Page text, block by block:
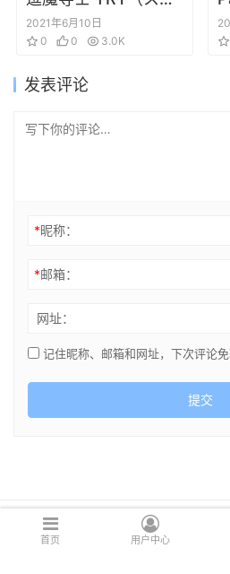
イヤーズ、魔剑美
神）设定资料集
2021年6月10日
0
0 3.0K
发表评论
*昵称：
*邮箱：
网址：
记住昵称、邮箱和网址，下次评论
提交
Copyright © 2021 cghsj.com 版权
首页 用户中心